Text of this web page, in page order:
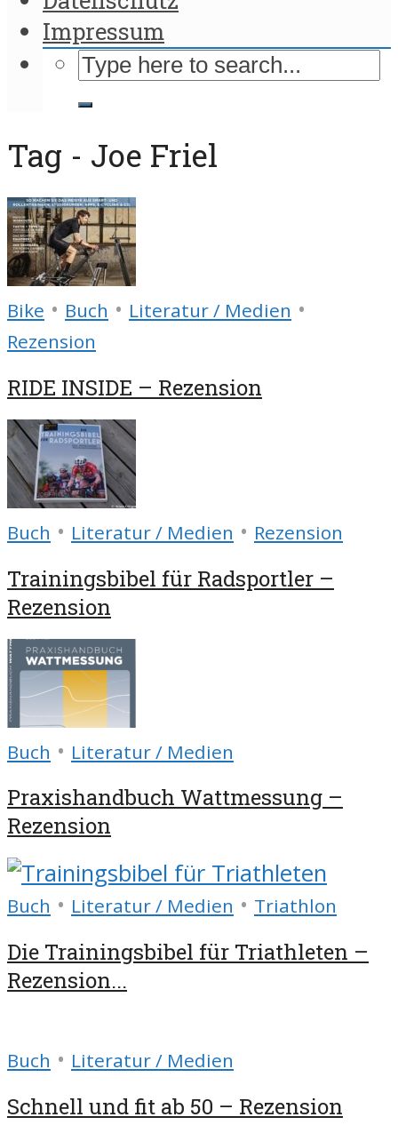
Impressum
Tag - Joe Friel
Bike • Buch • Literatur / Medien •
Rezension
RIDE INSIDE – Rezension
Buch • Literatur / Medien • Rezension
Trainingsbibel für Radsportler –
Rezension
Buch • Literatur / Medien
Praxishandbuch Wattmessung –
Rezension
Buch • Literatur / Medien • Triathlon
Die Trainingsbibel für Triathleten –
Rezension...
Buch • Literatur / Medien
Schnell und fit ab 50 – Rezension